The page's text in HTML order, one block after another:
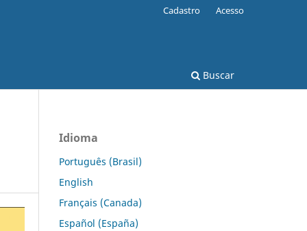
Buscar
Cadastro Acesso
Idioma
Português (Brasil)
English
Français (Canada)
Español (España)